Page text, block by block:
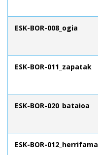
ESK-BOR-008_ogia
ESK-BOR-011_zapatak
ESK-BOR-020_bataioa
ESK-BOR-012_herrifama